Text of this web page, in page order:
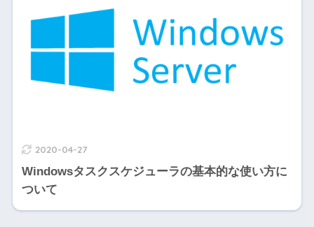
2020-04-27
Windowsタスクスケジューラの基本的な使い方に
ついて